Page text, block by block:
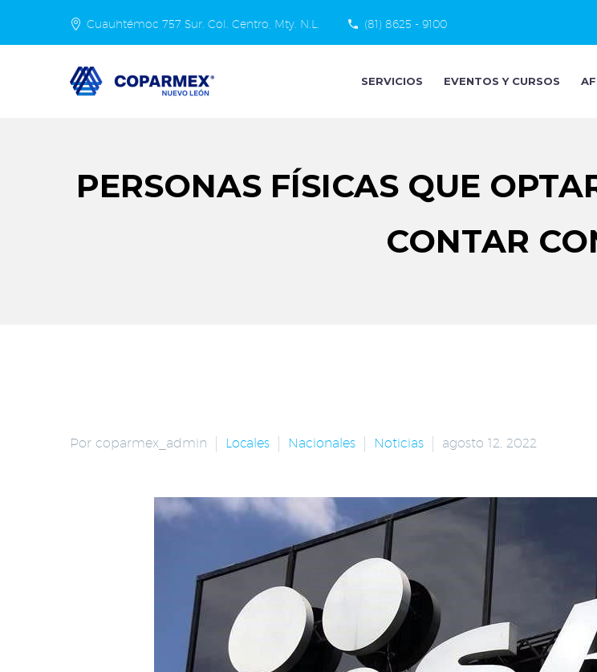
Cuauhtémoc 757 Sur. Col. Centro, Mty. N.L. (81) 8625 - 9100
SERVICIOS EVENTOS Y CURSOS
PERSONAS FÍSICAS QUE
CONTAR
Por coparmex_admin Locales Nacionales Noticias agosto 12, 2022